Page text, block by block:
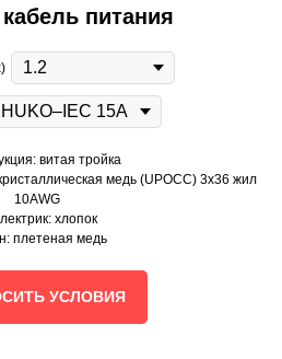
питания
витая тройка
медь (UPOCC) 3х36 жил
10AWG
хлопок
плетеная медь
УСЛОВИЯ